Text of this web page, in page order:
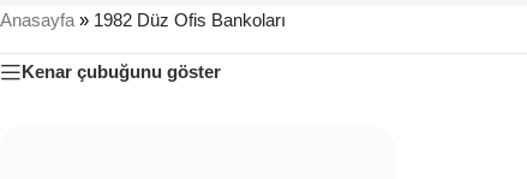
Anasayfa » 1982 Düz Ofis Bankoları
Kenar çubuğunu göster